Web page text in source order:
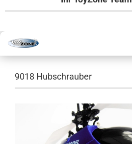
9018 Hubschrauber